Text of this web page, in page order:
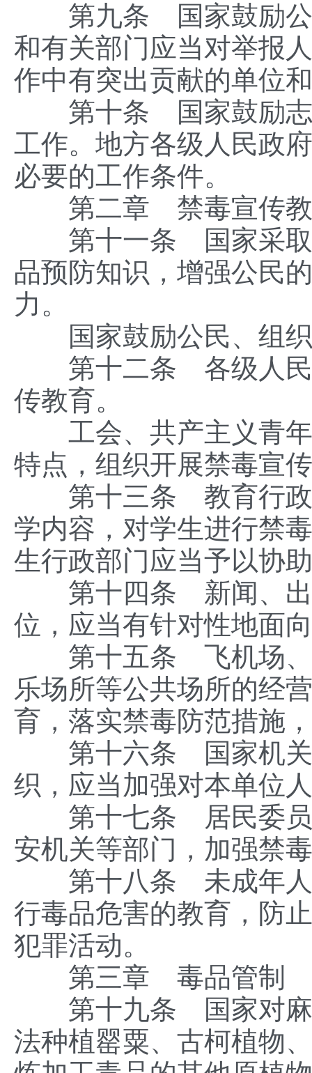
第九条 国家鼓励公
和有关部门应当对举报
作中有突出贡献的单位
第十条 国家鼓励志
工作。地方各级人民政
必要的工作条件。
第二章 禁毒宣传
第十一条 国家采取
品预防知识，增强公民
力。
国家鼓励公民、组织
第十二条 各级人民
传教育。
工会、共产主义青年
特点，组织开展禁毒宣
第十三条 教育行政
学内容，对学生进行禁
生行政部门应当予以协
第十四条 新闻、出
位，应当有针对性地面
第十五条 飞机场、
乐场所等公共场所的经
育，落实禁毒防范措施
第十六条 国家机关
织，应当加强对本单位
第十七条 居民委员
安机关等部门，加强禁
第十八条 未成年人
行毒品危害的教育，防
犯罪活动。
第三章 毒品管制
第十九条 国家对麻
法种植罂粟、古柯植物